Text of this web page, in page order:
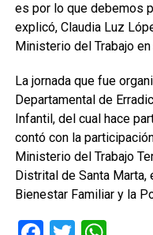
es por lo que debemos
explicó, Claudia Luz
Ministerio del Trabajo
La jornada que fue
Departamental de
Infantil, del cual hace
contó con la
Ministerio del Trabajo
Distrital de Santa
Bienestar Familiar y la